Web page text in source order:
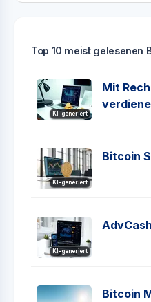
Top 10 meist gelesenen
KI-generiert
Mit
KI-generiert
Bitcoin
KI-generiert
Bitcoin